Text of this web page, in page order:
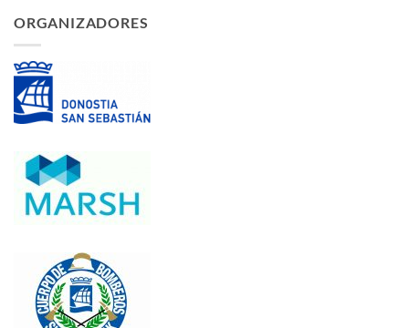
ORGANIZADORES